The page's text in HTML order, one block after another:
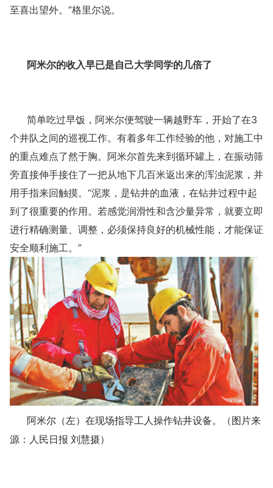
至喜出望外。”格里尔说。
阿米尔的收入早已是自己大学同学的几倍了
简单吃过早饭，阿米尔便驾驶一辆越野车，开始了在3
个井队之间的巡视工作。有着多年工作经验的他，对施工中
的重点难点了然于胸。阿米尔首先来到循环罐上，在振动筛
旁直接伸手接住了一把从地下几百米返出来的浑浊泥浆，并
用手指来回触摸。“泥浆，是钻井的血液，在钻井过程中起
到了很重要的作用。若感觉润滑性和含沙量异常，就要立即
进行精确测量、调整，必须保持良好的机械性能，才能保证
安全顺利施工。”
阿米尔（左）在现场指导工人操作钻井设备。（图片来
源：人民日报 刘慧摄）